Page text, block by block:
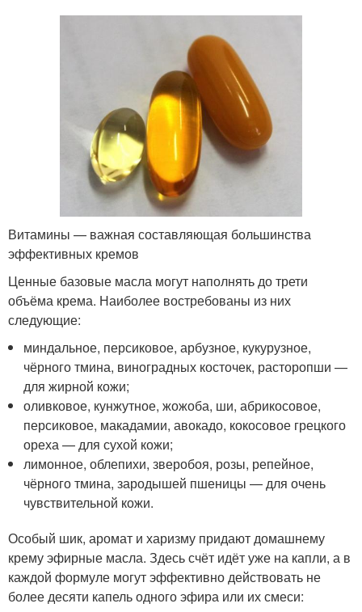
Витамины — важная составляющая большинства
эффективных кремов
Ценные базовые масла могут наполнять до трети
объёма крема. Наиболее востребованы из них
следующие:
миндальное, персиковое, арбузное, кукурузное,
чёрного тмина, виноградных косточек, расторопши —
для жирной кожи;
оливковое, кунжутное, жожоба, ши, абрикосовое,
персиковое, макадамии, авокадо, кокосовое грецкого
ореха — для сухой кожи;
лимонное, облепихи, зверобоя, розы, репейное,
чёрного тмина, зародышей пшеницы — для очень
чувствительной кожи.
Особый шик, аромат и харизму придают домашнему
крему эфирные масла. Здесь счёт идёт уже на капли, а в
каждой формуле могут эффективно действовать не
более десяти капель одного эфира или их смеси: